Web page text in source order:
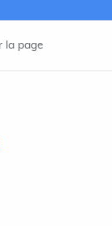
la page